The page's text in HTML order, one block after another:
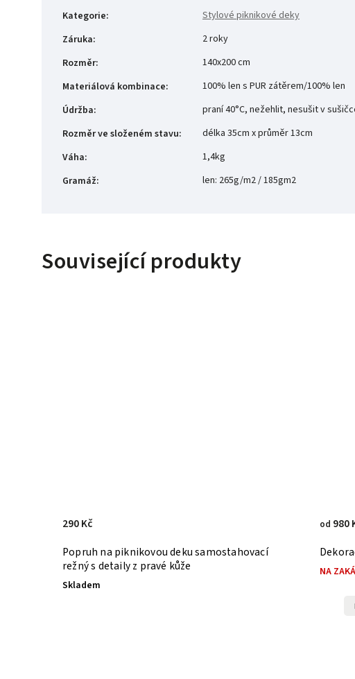
Kategorie:
Stylové piknikové deky
Záruka:
2 roky
Rozměr:
140x200 cm
Materiálová kombinace:
100% len s PUR zátěrem/100% len
Údržba:
praní 40°C, nežehlit, nesušit v
Rozměr ve složeném stavu:
délka 35cm x průměr 13cm
Váha:
1,4kg
Gramáž: len: 265g/m2 / 185gm2
Související produkty
Popruh na piknikovou deku samostahovací
režný s detaily z pravé kůže
Skladem
290 Kč
NA
od 980